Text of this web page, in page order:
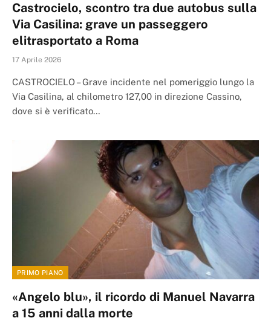
Castrocielo, scontro tra due autobus sulla
Via Casilina: grave un passeggero
elitrasportato a Roma
17 Aprile 2026
CASTROCIELO – Grave incidente nel pomeriggio lungo la
Via Casilina, al chilometro 127,00 in direzione Cassino,
dove si è verificato…
PRIMO PIANO
«Angelo blu», il ricordo di Manuel Navarra
a 15 anni dalla morte